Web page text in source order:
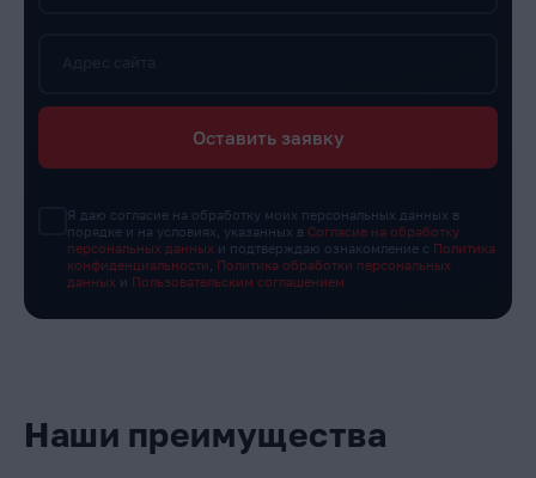
Оставить заявку
Я даю согласие на обработку моих персональных данных в
порядке и на условиях, указанных в Согласие на обработку
персональных данных и подтверждаю ознакомление с Политика
конфиденциальности
Политика обработки персональных
данных и Пользовательским соглашением
Наши преимущества